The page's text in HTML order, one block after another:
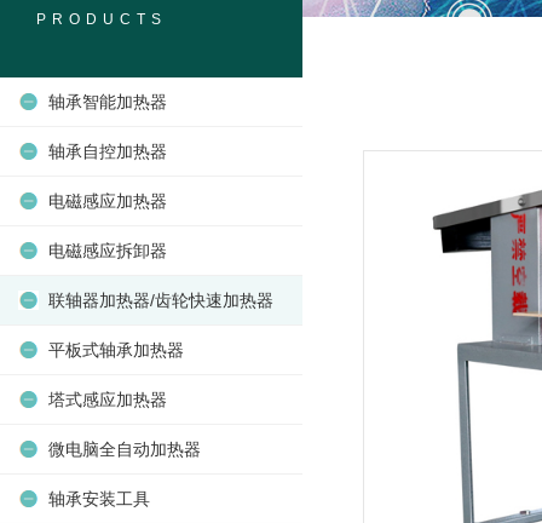
PRODUCTS
轴承智能加热器
轴承自控加热器
电磁感应加热器
电磁感应拆卸器
联轴器加热器/齿轮快速加热器
平板式轴承加热器
塔式感应加热器
微电脑全自动加热器
轴承安装工具